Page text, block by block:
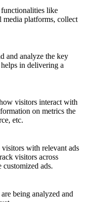
like
media platforms, collect
and analyze the key
in delivering a
visitors interact with
on metrics the
etc.
with relevant ads
visitors across
ads.
being analyzed and